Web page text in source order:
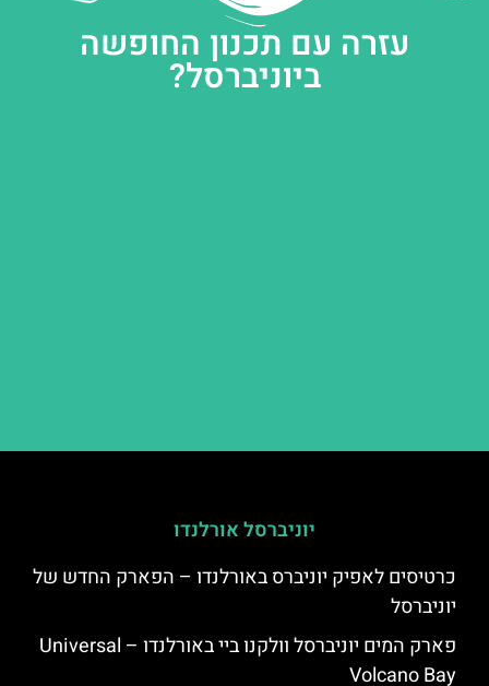
עזרה עם תכנון החופשה
ביוניברסל?
יוניברסל אורלנדו
כרטיסים לאפיק יוניברס באורלנדו – הפארק החדש של
יוניברסל
פארק המים יוניברסל וולקנו ביי באורלנדו – Universal
Volcano Bay